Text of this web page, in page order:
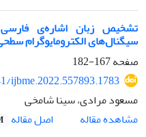
تشخیص زبان اشاره‌ی
سیگنال‌های الکترومایوگرام
صفحه167-182
ijbme.2022.557893.1783
مسعود مرادی، سینا شامخی
مشاهده مقاله
اصل مقاله